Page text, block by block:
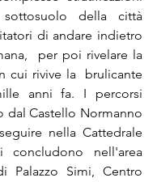
della città
di andare indietro
per poi rivelare la
cui rivive la  brulicante
anni fa. I percorsi
dal Castello Normanno
nella Cattedrale
concludono nell'area
Palazzo Simi, Centro